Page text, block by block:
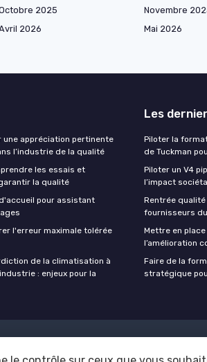
2025 Novembre
2026 Mai 2026
une appréciation pertinente
l’industrie de la qualité
les essais et
la qualité
pour assistant
l'erreur maximale tolérée
de la climatisation à
: enjeux pour la
Les
Piloter la
de Tuckman
Piloter un V4
l’impact
Rentrée
fournisseurs
Mettre en
l’amélioration
Faire de la
stratégique